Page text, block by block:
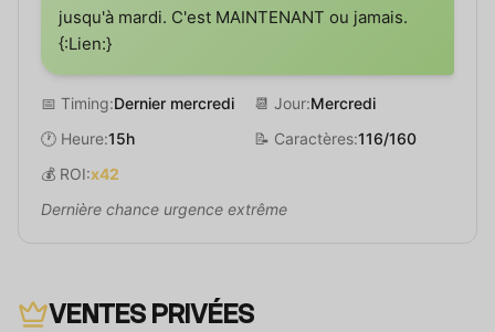
jusqu'à mardi. C'est MAINTENANT ou jamais.
{:Lien:}
📅 Timing:Dernier mercredi 📆 Jour:Mercredi
🕐 Heure:15h 📝 Caractères:116/160
💰 ROI:x42
Dernière chance urgence extrême
VENTES PRIVÉES